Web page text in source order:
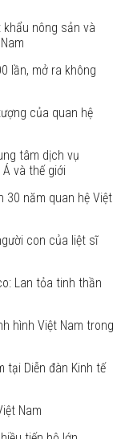
nông sản và
lần, mở ra không
của quan hệ
tâm dịch vụ
và thế giới
30 năm quan hệ Việt
con của liệt sĩ
Lan tỏa tinh thần
hình Việt Nam trong
tại Diễn đàn Kinh tế
Nam